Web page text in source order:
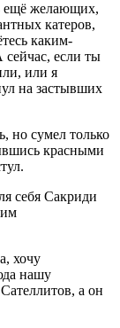
ещё желающих,
катеров,
каким-
если ты
или я
на застывших
но сумел только
красными
себя Сакриди
хочу
нашу
а он